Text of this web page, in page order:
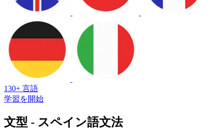
130+ 言語
学習を開始
文型 - スペイン語文法